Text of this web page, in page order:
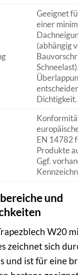
Geeignet
einer
(abhängig
Dichtigkeit.
EN 14782
Produkte
Ggf.
und
W20
zeichnet sich
und ist für eine